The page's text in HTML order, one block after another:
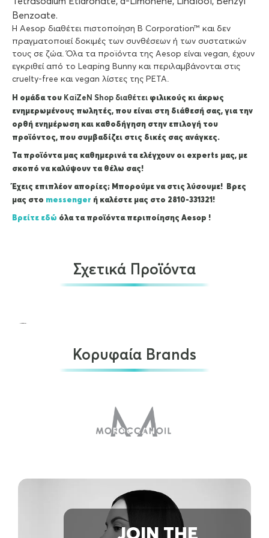
Benzoate.
Η Aesop διαθέτει πιστοποίηση B Corporation™ και δεν
πραγματοποιεί δοκιμές των συνθέσεων ή των συστατικών
τους σε ζώα. Όλα τα προϊόντα της Aesop είναι vegan, έχουν
εγκριθεί από το Leaping Bunny και περιλαμβάνονται στις
cruelty-free και vegan λίστες της PETA.
Η ομάδα του KaiZeΝ Shop διαθέτει φιλικούς κι άκρως
ενημερωμένους πωλητές, που είναι στη διάθεσή σας, για την
ορθή ενημέρωση και καθοδήγηση στην επιλογή του
προϊόντος, που συμβαδίζει στις δικές σας ανάγκες.
Τα προϊόντα μας καθημερινά τα ελέγχουν οι experts μας, με
σκοπό να καλύψουν τα θέλω σας!
Έχεις επιπλέον απορίες; Μπορούμε να στις λύσουμε! Βρες
μας στο messenger ή καλέστε μας στο 2810-331321!
Βρείτε εδώ όλα τα προϊόντα περιποίησης Aesop !
Σχετικά Προϊόντα
Aesop A Rose By Any Other…
Κορυφαία Brands